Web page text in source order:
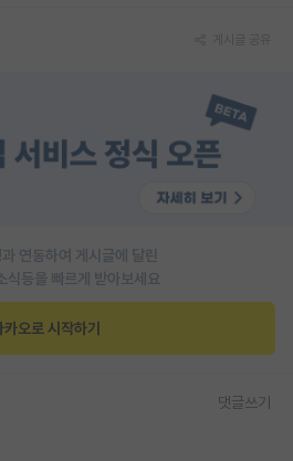
연동하여 게시글에 달린
식등을 빠르게 받아보세요
카오로 시작하기
댓글쓰기